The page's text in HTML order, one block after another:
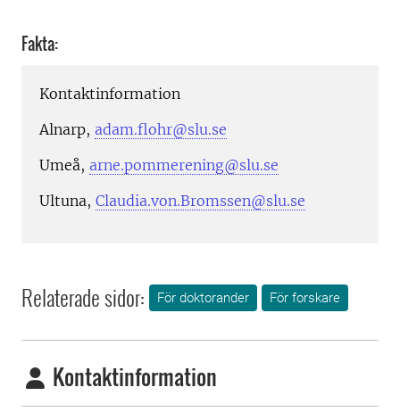
Fakta:
Kontaktinformation
Alnarp, adam.flohr@slu.se
Umeå, arne.pommerening@slu.se
Ultuna, Claudia.von.Bromssen@slu.se
Relaterade sidor: För doktorander För forskare
Kontaktinformation